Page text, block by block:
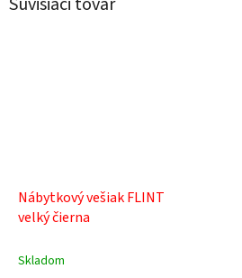
Nábytkový vešiak FLINT
velký čierna
Skladom